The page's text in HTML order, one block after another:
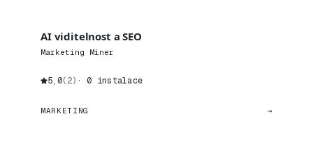
AI viditelnost a SEO
Marketing Miner
5,0(2) · 0 instalace
MARKETING →